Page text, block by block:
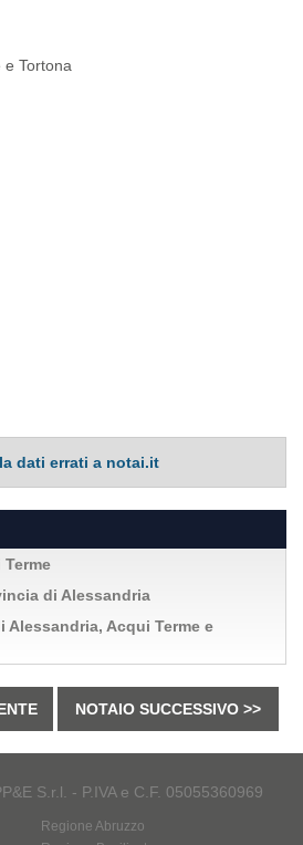
e Tortona
dati errati a notai.it
di Alessandria
Alessandria, Acqui Terme e
NOTAIO SUCCESSIVO >>
S.r.l. - P.IVA e C.F. 05055360969
Regione Abruzzo